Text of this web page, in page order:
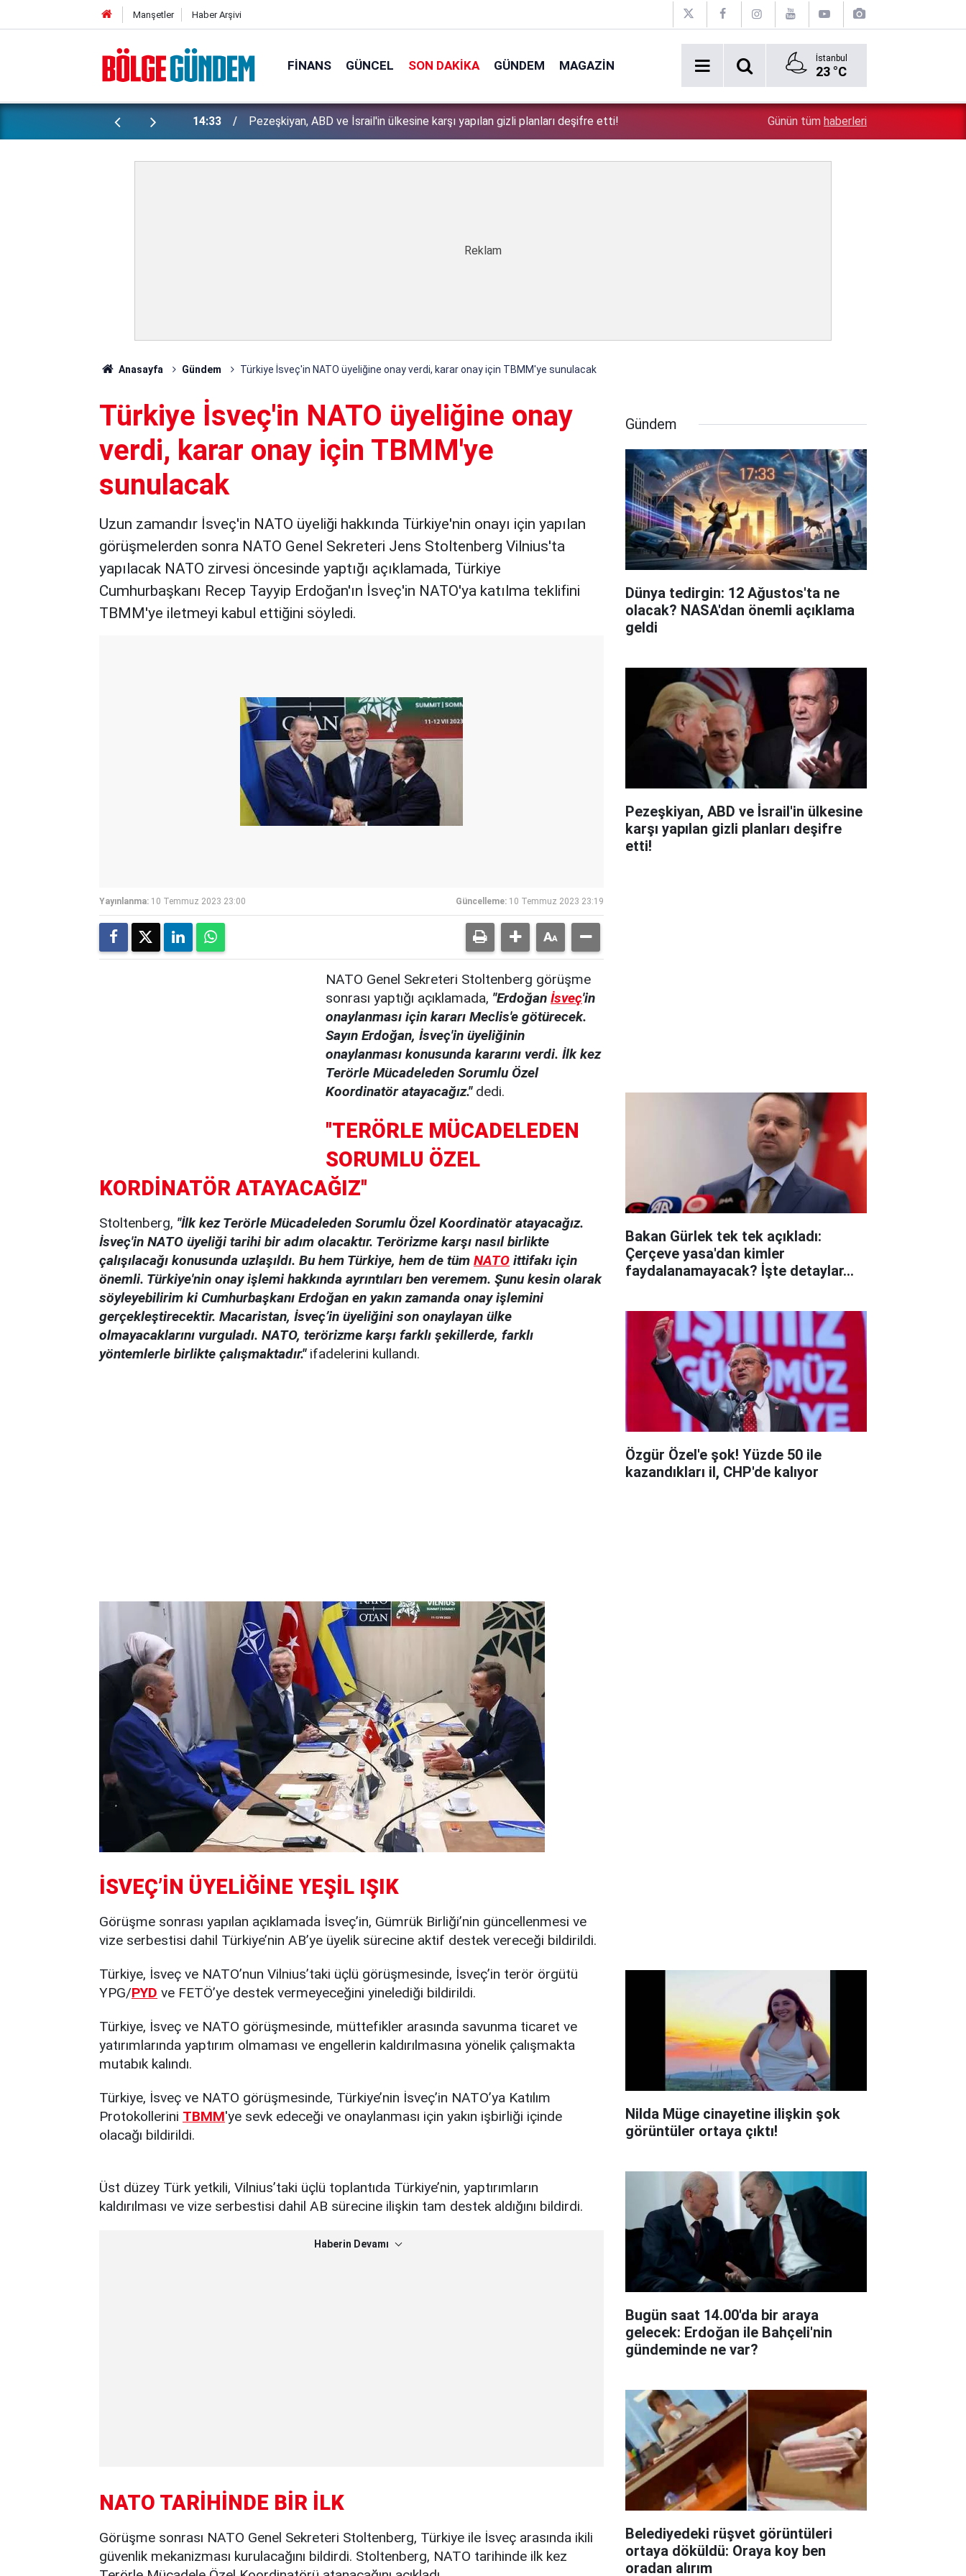
Manşetler Haber Arşivi
FINANS GÜNCEL SON DAKIKA GÜNDEM MAGAZIN İstanbul
23 °C
14:33 Pezeşkiyan, ABD ve İsrail'in ülkesine karşı yapılan gizli planları deşifre etti!
Bakan Gürlek tek tek açıkladı: Çerçeve yasa'dan kimler faydalanamayacak?
Özgür Özel'e şok! Yüzde 50 ile kazandıkları il, CHP'de
Günün tüm haberleri
Anasayfa Gündem Türkiye İsveç'in NATO üyeliğine onay verdi, karar onay için TBMM'ye sunulacak
Türkiye İsveç'in NATO üyeliğine onay
verdi, karar onay için TBMM'ye
sunulacak
Uzun zamandır İsveç'in NATO üyeliği hakkında Türkiye'nin onayı için yapılan
görüşmelerden sonra NATO Genel Sekreteri Jens Stoltenberg Vilnius'ta
yapılacak NATO zirvesi öncesinde yaptığı açıklamada, Türkiye
Cumhurbaşkanı Recep Tayyip Erdoğan'ın İsveç'in NATO'ya katılma teklifini
TBMM'ye iletmeyi kabul ettiğini söyledi.
Yayınlanma: 10 Temmuz 2023 23:00 Güncelleme: 10 Temmuz 2023 23:19
NATO Genel Sekreteri Stoltenberg görüşme
sonrası yaptığı açıklamada, ''Erdoğan İsveç'in
onaylanması için kararı Meclis'e götürecek.
Sayın Erdoğan, İsveç'in üyeliğinin
onaylanması konusunda kararını verdi. İlk kez
Terörle Mücadeleden Sorumlu Özel
Koordinatör atayacağız.''dedi.
''TERÖRLE MÜCADELEDEN
SORUMLU ÖZEL
KORDİNATÖR ATAYACAĞIZ''
Stoltenberg, ''İlk kez Terörle Mücadeleden Sorumlu Özel Koordinatör atayacağız.
İsveç'in NATO üyeliği tarihi bir adım olacaktır. Terörizme karşı nasıl birlikte
çalışılacağı konusunda uzlaşıldı. Bu hem Türkiye, hem de tüm NATO ittifakı için
önemli. Türkiye'nin onay işlemi hakkında ayrıntıları ben veremem. Şunu kesin olarak
söyleyebilirim ki Cumhurbaşkanı Erdoğan en yakın zamanda onay işlemini
gerçekleştirecektir. Macaristan, İsveç’in üyeliğini son onaylayan ülke
olmayacaklarını vurguladı. NATO, terörizme karşı farklı şekillerde, farklı
yöntemlerle birlikte çalışmaktadır.''ifadelerini kullandı.
İSVEÇ’İN ÜYELİĞİNE YEŞİL IŞIK
Görüşme sonrası yapılan açıklamada İsveç’in, Gümrük Birliği’nin güncellenmesi ve
vize serbestisi dahil Türkiye’nin AB’ye üyelik sürecine aktif destek vereceği bildirildi.
Türkiye, İsveç ve NATO’nun Vilnius’taki üçlü görüşmesinde, İsveç’in terör örgütü
YPG/PYD ve FETÖ’ye destek vermeyeceğini yinelediği bildirildi.
Türkiye, İsveç ve NATO görüşmesinde, müttefikler arasında savunma ticaret ve
yatırımlarında yaptırım olmaması ve engellerin kaldırılmasına yönelik çalışmakta
mutabık kalındı.
Türkiye, İsveç ve NATO görüşmesinde, Türkiye’nin İsveç’in NATO’ya Katılım
Protokollerini TBMM'ye sevk edeceği ve onaylanması için yakın işbirliği içinde
olacağı bildirildi.
Üst düzey Türk yetkili, Vilnius’taki üçlü toplantıda Türkiye’nin, yaptırımların
kaldırılması ve vize serbestisi dahil AB sürecine ilişkin tam destek aldığını bildirdi.
Haberin Devamı
NATO TARİHİNDE BİR İLK
Görüşme sonrası NATO Genel Sekreteri Stoltenberg, Türkiye ile İsveç arasında ikili
güvenlik mekanizması kurulacağını bildirdi. Stoltenberg, NATO tarihinde ilk kez
Gündem
Dünya tedirgin: 12 Ağustos'ta ne
olacak? NASA'dan önemli açıklama
geldi
Pezeşkiyan, ABD ve İsrail'in ülkesine
karşı yapılan gizli planları deşifre
etti!
Bakan Gürlek tek tek açıkladı:
Çerçeve yasa'dan kimler
faydalanamayacak? İşte detaylar...
Özgür Özel'e şok! Yüzde 50 ile
kazandıkları il, CHP'de kalıyor
Nilda Müge cinayetine ilişkin şok
görüntüler ortaya çıktı!
Bugün saat 14.00'da bir araya
gelecek: Erdoğan ile Bahçeli'nin
gündeminde ne var?
Belediyedeki rüşvet görüntüleri
ortaya döküldü: Oraya koy ben
oradan alırım